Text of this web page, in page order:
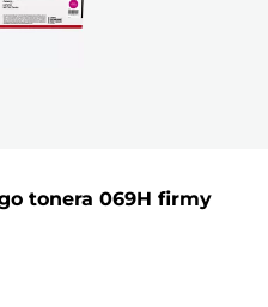
tonera 069H firmy